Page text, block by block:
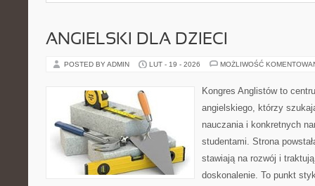
ANGIELSKI DLA DZIECI
POSTED BY ADMIN LUT - 19 - 2026 MOŻLIWOŚĆ
Kongres Anglistów to
angielskiego, którzy
nauczania i konkretnych
studentami. Strona
stawiają na rozwój i
doskonalenie. To punkt